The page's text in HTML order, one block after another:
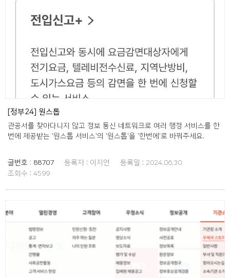
[정부24] 원스톱
관공서를 찾아다니지 않고 정보 통신 네트워크로 여러 행정 서비스를 한
번에 제공받는 '원스톱 서비스'의 '원스톱'을 '한번에'로 바꿔주세요.
글번호 : 88707 등록자 : 이지연 등록일 : 2024.06.30
조회수 : 4599